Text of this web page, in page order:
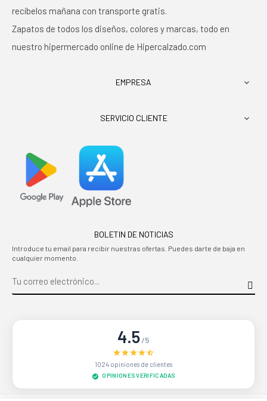
recíbelos mañana con transporte gratis.
Zapatos de todos los diseños, colores y marcas, todo en
nuestro hipermercado online de Hipercalzado.com
EMPRESA 
SERVICIO CLIENTE 
BOLETIN DE NOTICIAS
Introduce tu email para recibir nuestras ofertas. Puedes darte de baja en
cualquier momento.
4.5/5
1024 opiniones de clientes
OPINIONES VERIFICADAS